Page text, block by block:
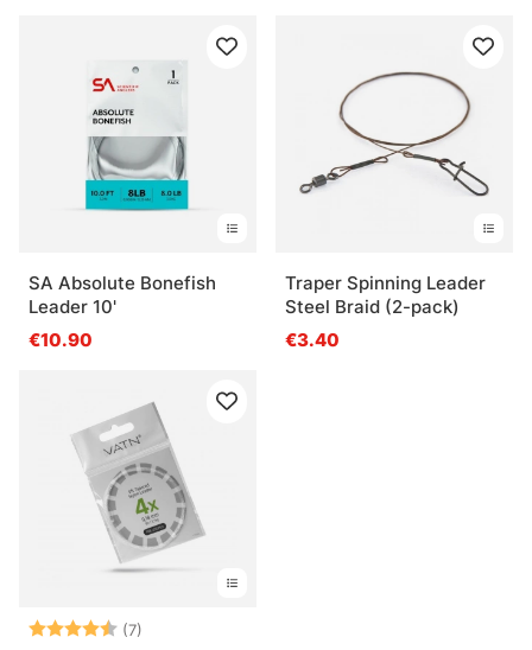
SA Absolute Bonefish
Leader 10'
€10.90
Traper Spinning Leader
Steel Braid (2-pack)
€3.40
Note: (7)